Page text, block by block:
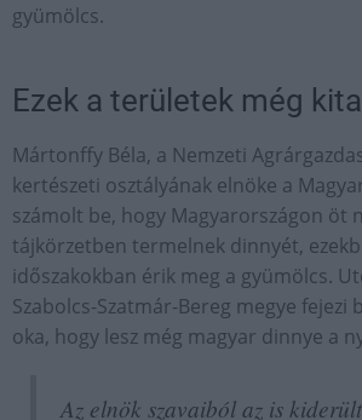
gyümölcs.
Ezek a területek még
Mártonffy Béla, a Nemzeti
kertészeti osztályának elnöke a
számolt be, hogy Magyarországon öt
tájkörzetben termelnek dinnyét,
időszakokban érik meg a gyümölcs.
Szabolcs-Szatmár-Bereg megye fejezi
oka, hogy lesz még magyar dinnye a
Az elnök szavaiból az is